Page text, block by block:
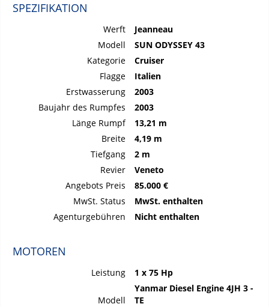
SPEZIFIKATION
Werft
Jeanneau
Modell
SUN ODYSSEY 43
Kategorie
Cruiser
Flagge
Italien
Erstwasserung
2003
Baujahr des Rumpfes
2003
Länge Rumpf
13,21 m
Breite
4,19 m
Tiefgang
2 m
Revier
Veneto
Angebots Preis
85.000 €
MwSt. Status
MwSt. enthalten
Agenturgebühren
Nicht enthalten
MOTOREN
Leistung 1 x 75 Hp
Modell
Yanmar Diesel Engine 4JH 3 -
TE